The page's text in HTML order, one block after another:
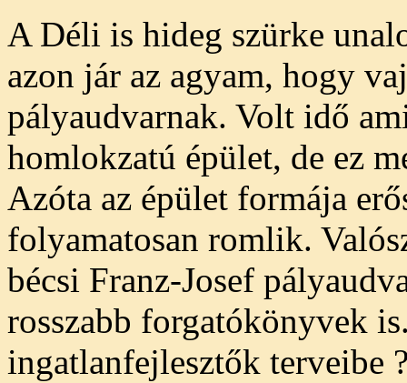
A Déli is hideg szürke
azon jár az agyam, hogy
pályaudvarnak. Volt idő
homlokzatú épület, de ez
Azóta az épület formája
folyamatosan romlik.
bécsi Franz-Josef
rosszabb forgatókönyvek
ingatlanfejlesztők terveibe